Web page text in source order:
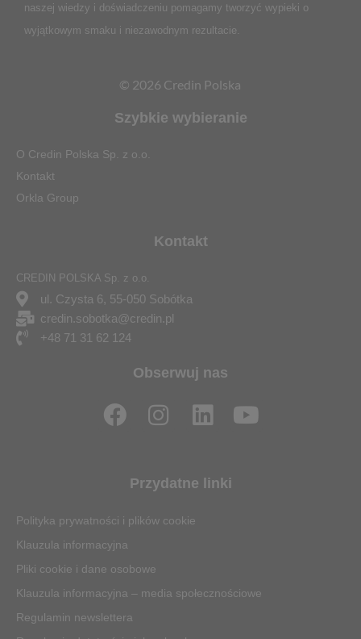
naszej wiedzy i doświadczeniu pomagamy tworzyć wypieki o
wyjątkowym smaku i niezawodnym rezultacie.
© 2026 Credin Polska
Szybkie wybieranie
O Credin Polska Sp. z o.o.
Kontakt
Orkla Group
Kontakt
CREDIN POLSKA Sp. z o.o.
ul. Czysta 6, 55-050 Sobótka
credin.sobotka@credin.pl
+48 71 31 62 124
Obserwuj nas
F
a
o
o
k
I
n
t
g
m
L
i
k
Y
Przydatne linki
Polityka prywatności i plików cookie
Klauzula informacyjna
Pliki cookie i dane osobowe
Klauzula informacyjna – media społecznościowe
Regulamin newslettera